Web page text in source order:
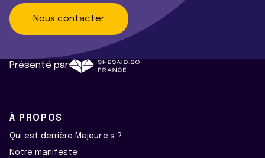
Nous contacter
Présenté par
À PROPOS
Qui est derrière Majeur·e·s ?
Notre manifeste